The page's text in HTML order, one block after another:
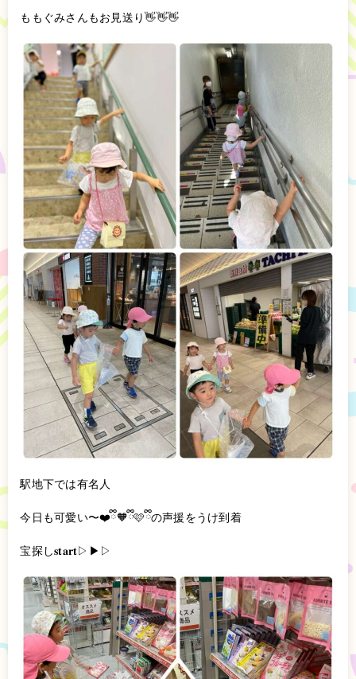
ももぐみさんもお見送り👋👋👋
駅地下では有名人
今日も可愛い〜❤️ྀི🧡ྀི🩷ྀིの声援をうけ到着
宝探し𝐬𝐭𝐚𝐫𝐭▷▶▷